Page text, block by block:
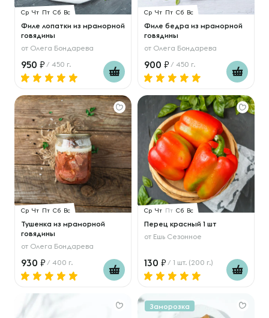
Ср Чт Пт Сб Вс
Филе лопатки из мраморной
говядины
от Олега Бондарева
950 / 450 г.
Ср Чт Пт Сб Вс
Филе бедра из мраморной
говядины
от Олега Бондарева
900 / 450 г.
Ср Чт Пт Сб Вс
Тушенка из мраморной
говядины
от Олега Бондарева
930 / 400 г.
Ср Чт Пт Сб Вс
Перец красный 1 шт
от Ешь Сезонное
130 / 1 шт. (200 г.)
Заморозка